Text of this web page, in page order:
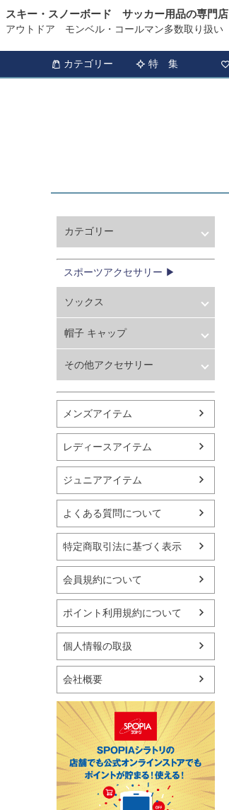
スキー・スノーボード サッカー用品の専門店
アウトドア モンベル・コールマン多数取り扱い
カテゴリー 特 集
HOME スポーツアクセサリー
カテゴリー
サッカー・フットサル
アウトドア
トレッキング
バスケットボール
シューズ
ランニング用品
スポーツアパレル
テニス
バレーボール
フィットネス用品
スイミング用品
マリン
健康器具・サポーター
スポーツアクセサリー
バッグ・サングラス
ハンドボール用品
ラグビー用品
グランドゴルフ
スポーツアクセサリー ▶
ソックス
帽子 キャップ
その他アクセサリー
メンズアイテム
レディースアイテム
ジュニアアイテム
よくある質問について
特定商取引法に基づく表示
会員規約について
ポイント利用規約について
個人情報の取扱
会社概要